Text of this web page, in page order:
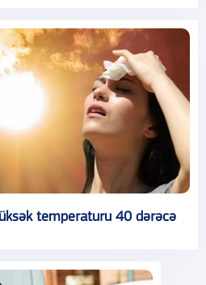
temperaturu 40 dərəcə